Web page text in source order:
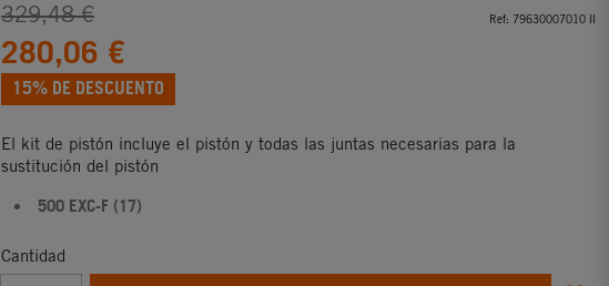
329,48 €
280,06 €
15% DE DESCUENTO
Ref: 79630007010 II
El kit de pistón incluye el pistón y todas las juntas necesarias para la
sustitución del pistón
500 EXC-F (17)
Cantidad